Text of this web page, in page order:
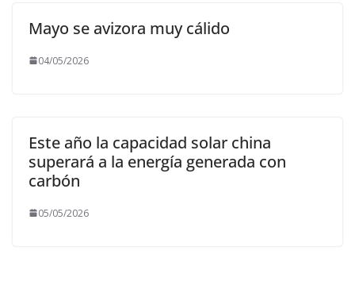
Mayo se avizora muy cálido
04/05/2026
Este año la capacidad solar china
superará a la energía generada con
carbón
05/05/2026